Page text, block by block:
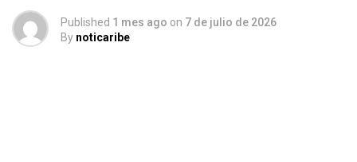
Published 1 mes ago on 7 de julio de 2026
By noticaribe